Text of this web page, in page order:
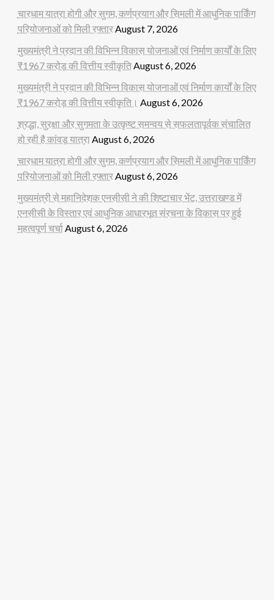
चारधाम यात्रा होगी और सुगम, कर्णप्रयाग और सिमली में आधुनिक पार्किंग
परियोजनाओं को मिली रफ्तारAugust 7, 2026
मुख्यमंत्री ने प्रदान की विभिन्न विकास योजनाओं एवं निर्माण कार्यों के लिए
₹1967 करोड़ की वित्तीय स्वीकृतिAugust 6, 2026
मुख्यमंत्री ने प्रदान की विभिन्न विकास योजनाओं एवं निर्माण कार्यों के लिए
₹1967 करोड़ की वित्तीय स्वीकृति। August 6, 2026
श्रद्धा, सुरक्षा और सुगमता के उत्कृष्ट समन्वय से सफलतापूर्वक संचालित
हो रही है कांवड़ यात्राAugust 6, 2026
चारधाम यात्रा होगी और सुगम, कर्णप्रयाग और सिमली में आधुनिक पार्किंग
परियोजनाओं को मिली रफ्तारAugust 6, 2026
मुख्यमंत्री से महानिदेशक एनसीसी ने की शिष्टाचार भेंट, उत्तराखण्ड में
एनसीसी के विस्तार एवं आधुनिक आधारभूत संरचना के विकास पर हुई
महत्वपूर्ण चर्चाAugust 6, 2026